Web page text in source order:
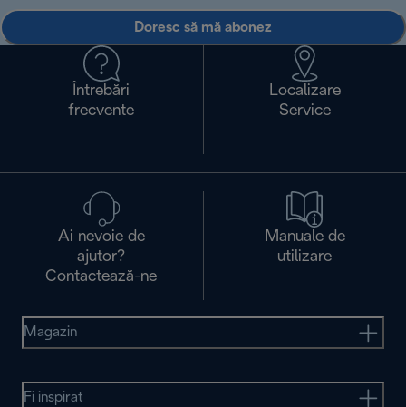
Doresc să mă abonez
Întrebări
frecvente
Localizare
Service
Ai nevoie de
ajutor?
Contactează-ne
Manuale de
utilizare
Magazin
Fi inspirat